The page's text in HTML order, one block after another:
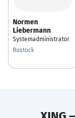
Normen
Liebermann
Systemadministrator
Rostock